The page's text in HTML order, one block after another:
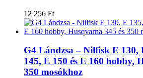
12 256 Ft
G4 Lándzsa – Nilfisk E 130,
145, E 150 és E 160 hobby,
350 mosókhoz